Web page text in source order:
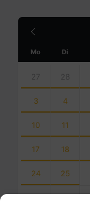
Month
Mo Di
calendar
days
27 28
3 4
10 11
17 18
24 25